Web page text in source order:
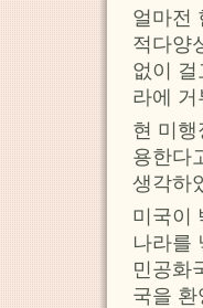
얼마전
적다양
없이
라에
현 미
용한다
생각하
미국이
나라를
민공화
국을